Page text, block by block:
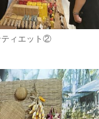
ティエット②